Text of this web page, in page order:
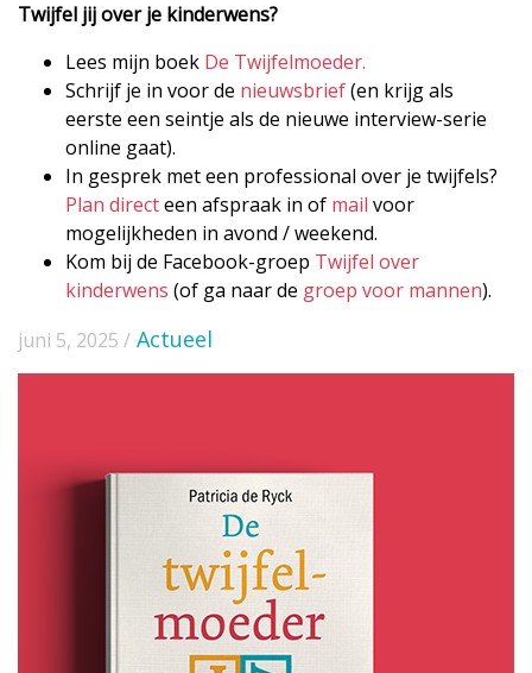
Twijfel jij over je kinderwens?
Lees mijn boek De Twijfelmoeder.
Schrijf je in voor de nieuwsbrief(en krijg als
eerste een seintje als de nieuwe interview-serie
online gaat).
In gesprek met een professional over je twijfels?
Plan directeen afspraak in of mail voor
mogelijkheden in avond / weekend.
Kom bij de Facebook-groep Twijfel over
kinderwens (of ga naar de groep voor mannen).
juni 5, 2025 / Actueel